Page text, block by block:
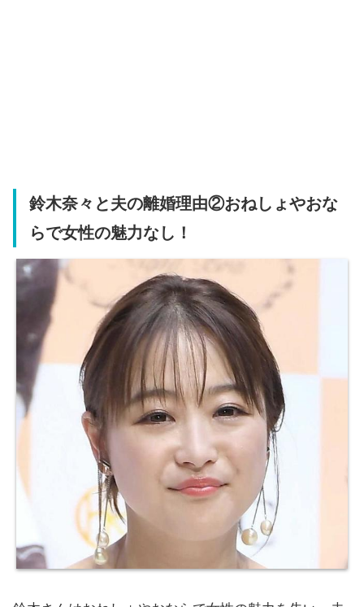
鈴木奈々と夫の離婚理由②おねしょやおな
らで女性の魅力なし！